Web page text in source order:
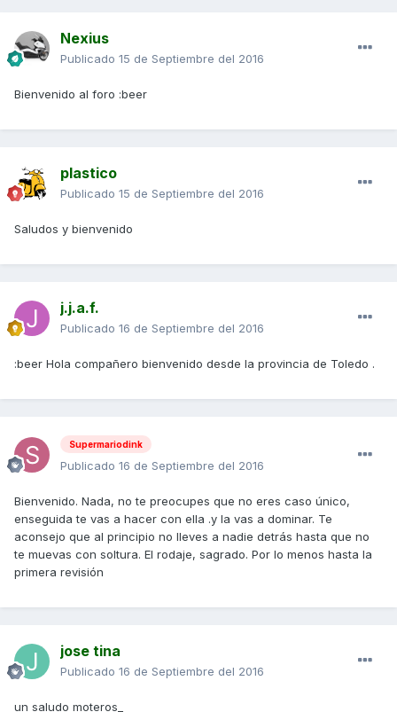
Nexius
Publicado 15 de Septiembre del 2016
Bienvenido al foro :beer
plastico
Publicado 15 de Septiembre del 2016
Saludos y bienvenido
j.j.a.f.
Publicado 16 de Septiembre del 2016
:beer Hola compañero bienvenido desde la provincia de Toledo .
Supermariodink
Publicado 16 de Septiembre del 2016
Bienvenido. Nada, no te preocupes que no eres caso único,
enseguida te vas a hacer con ella .y la vas a dominar. Te
aconsejo que al principio no lleves a nadie detrás hasta que no
te muevas con soltura. El rodaje, sagrado. Por lo menos hasta la
primera revisión
jose tina
Publicado 16 de Septiembre del 2016
un saludo moteros_